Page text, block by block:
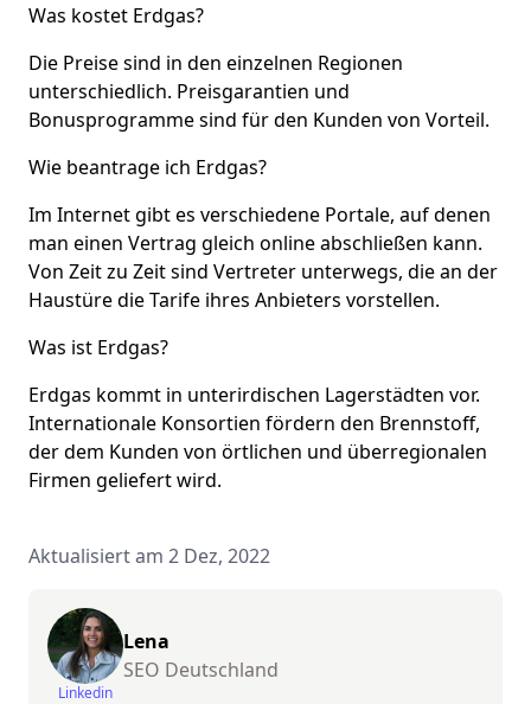
Was kostet Erdgas?
Die Preise sind in den einzelnen Regionen
unterschiedlich. Preisgarantien und
Bonusprogramme sind für den Kunden von Vorteil.
Wie beantrage ich Erdgas?
Im Internet gibt es verschiedene Portale, auf denen
man einen Vertrag gleich online abschließen kann.
Von Zeit zu Zeit sind Vertreter unterwegs, die an der
Haustüre die Tarife ihres Anbieters vorstellen.
Was ist Erdgas?
Erdgas kommt in unterirdischen Lagerstädten vor.
Internationale Konsortien fördern den Brennstoff,
der dem Kunden von örtlichen und überregionalen
Firmen geliefert wird.
Aktualisiert am 2 Dez, 2022
Linkedin
Lena
SEO Deutschland